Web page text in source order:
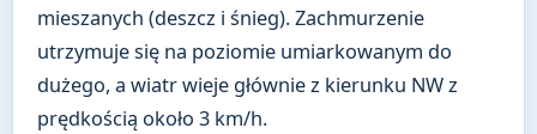
mieszanych (deszcz i śnieg). Zachmurzenie
utrzymuje się na poziomie umiarkowanym do
dużego, a wiatr wieje głównie z kierunku NW z
prędkością około 3 km/h.